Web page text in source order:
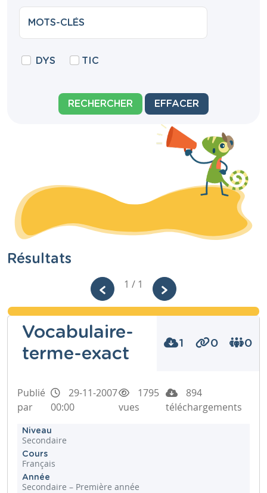
DYS TIC
RECHERCHER EFFACER
Résultats
1 / 1
Vocabulaire-
terme-exact
1 0 0
Publié
par
29-11-2007
00:00
1795
vues
894
téléchargements
Niveau
Secondaire
Cours
Français
Année
Secondaire – Première année